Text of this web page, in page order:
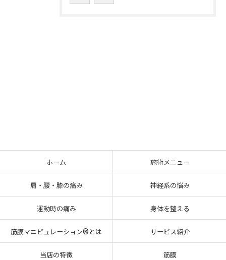
ホーム 施術メニュー
肩・腰・膝の痛み 神経系の悩み
運動時の痛み 身体を整える
筋膜マニピュレーション®とは サービス紹介
当店の特徴 筋膜